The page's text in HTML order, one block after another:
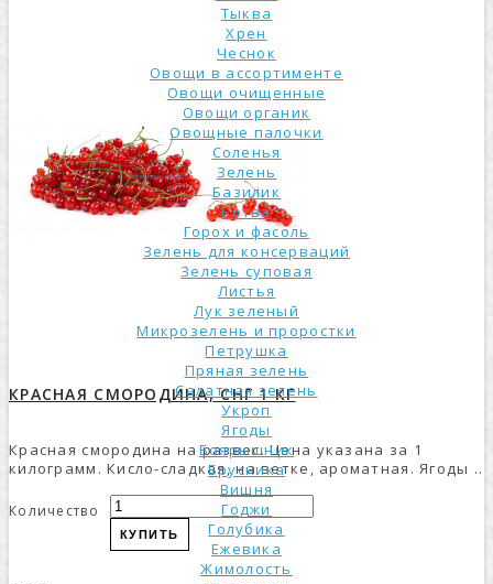
Тыква
Хрен
Чеснок
Овощи в ассортименте
Овощи очищенные
Овощи органик
Овощные палочки
Соленья
Зелень
Базилик
Ботва
Горох и фасоль
Зелень для консерваций
Зелень суповая
Листья
Лук зеленый
Микрозелень и проростки
Петрушка
Пряная зелень
Салатная зелень
Укроп
Ягоды
Боярышник
Брусника
Вишня
Годжи
Голубика
Ежевика
Жимолость
КРАСНАЯ СМОРОДИНА, СНГ 1 КГ
Красная смородина на развес. Цена указана за 1
килограмм. Кисло-сладкая, на ветке, ароматная. Ягоды ..
Количество
КУПИТЬ